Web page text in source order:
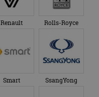
Renault Rolls-Royce
Smart SsangYong